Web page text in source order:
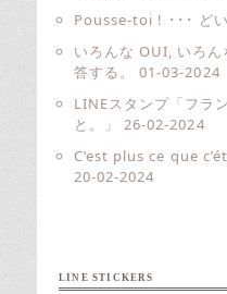
Pousse-toi ! ･･･ どい
いろんな OUI, いろ
答する。
01-03-2024
LINEスタンプ「フラ
と。」
26-02-2024
C’est plus ce que
20-02-2024
LINE STICKERS